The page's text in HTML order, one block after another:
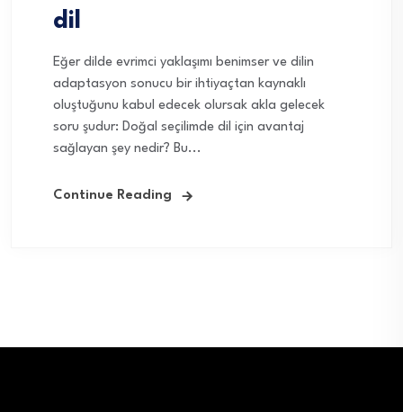
dil
Eğer dilde evrimci yaklaşımı benimser ve dilin
adaptasyon sonucu bir ihtiyaçtan kaynaklı
oluştuğunu kabul edecek olursak akla gelecek
soru şudur: Doğal seçilimde dil için avantaj
sağlayan şey nedir? Bu...
Continue Reading